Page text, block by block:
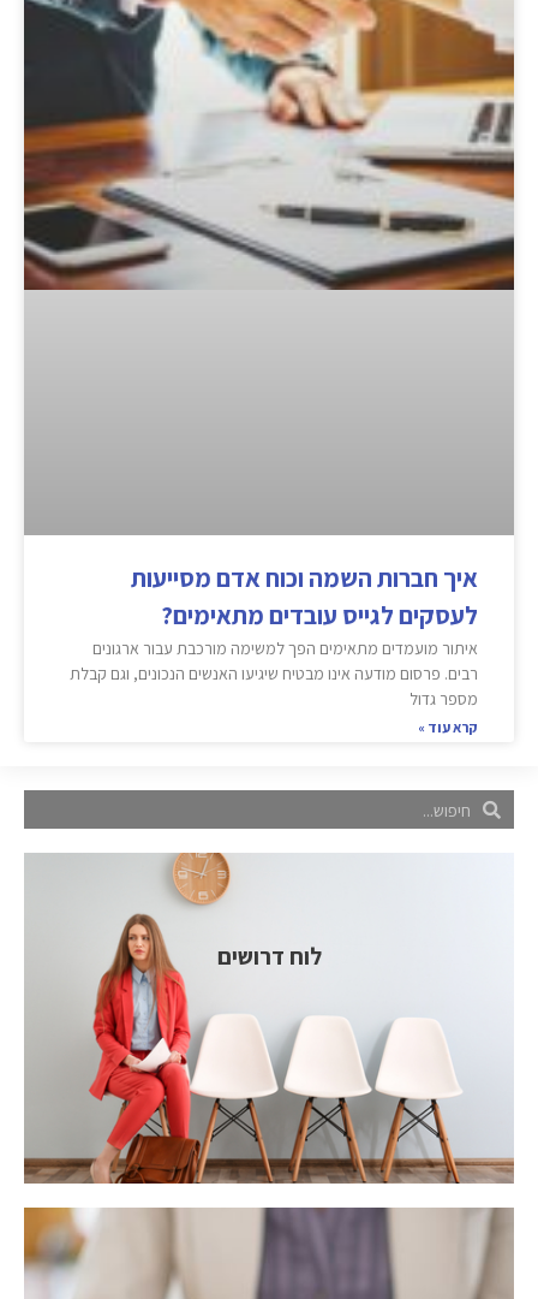
איך חברות השמה וכוח אדם מסייעות
לעסקים לגייס עובדים מתאימים?
איתור מועמדים מתאימים הפך למשימה מורכבת עבור ארגונים
רבים. פרסום מודעה אינו מבטיח שיגיעו האנשים הנכונים, וגם קבלת
מספר גדול
קרא עוד »
לוח דרושים